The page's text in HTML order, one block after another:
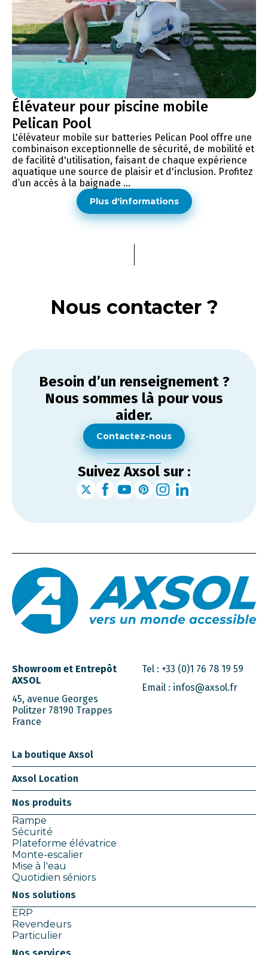
Élévateur pour piscine mobile
Pelican Pool
L'élévateur mobile sur batteries Pelican Pool offre une
combinaison exceptionnelle de sécurité, de mobilité et
de facilité d'utilisation, faisant de chaque expérience
aquatique une source de plaisir et d'inclusion. Profitez
d’un accès à la baignade ...
Plus d'informations
Nous contacter ?
Besoin d’un renseignement ?
Nous sommes là pour vous
aider.
Contactez-nous
Suivez Axsol sur :
Showroom et Entrepôt
AXSOL
45, avenue Georges
Politzer 78190 Trappes
France
Tel : +33 (0)1 76 78 19 59
Email : infos@axsol.fr
La boutique Axsol
Axsol Location
Nos produits
Rampe
Sécurité
Plateforme élévatrice
Monte-escalier
Mise à l'eau
Quotidien séniors
Nos solutions
ERP
Revendeurs
Particulier